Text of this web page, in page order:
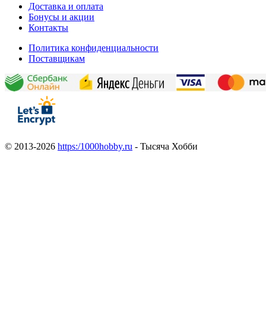
Доставка и оплата
Бонусы и акции
Контакты
Политика конфиденциальности
Поставщикам
© 2013-2026 https:/1000hobby.ru - Тысяча Хобби